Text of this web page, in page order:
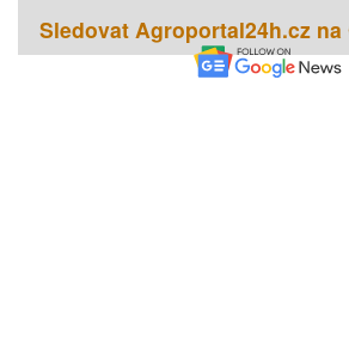
Sledovat Agroportal24h.cz na